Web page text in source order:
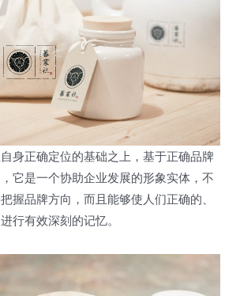
身正确定位的基础之上，基于正确品牌
它是一个协助企业发展的形象实体，不
握品牌方向，而且能够使人们正确的、
行有效深刻的记忆。